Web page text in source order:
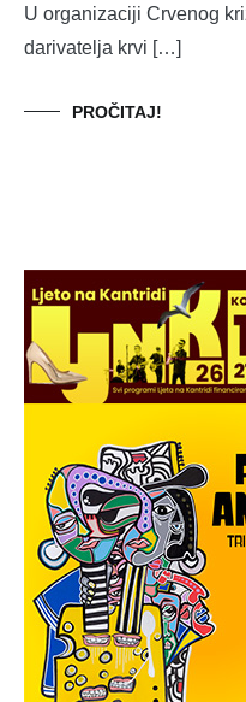
U organizaciji Crvenog
darivatelja krvi […]
PROČITAJ!